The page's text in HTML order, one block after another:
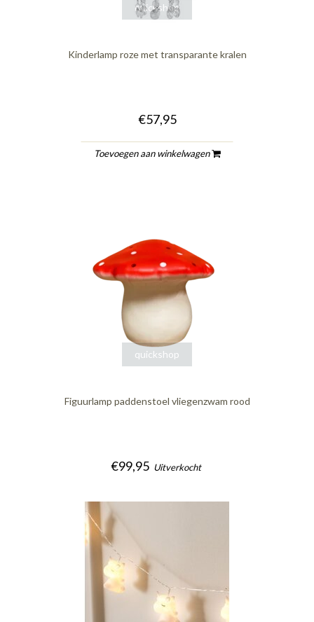
quickshop
Kinderlamp roze met transparante kralen
€57,95
Toevoegen aan winkelwagen
quickshop
Figuurlamp paddenstoel vliegenzwam rood
€99,95 Uitverkocht